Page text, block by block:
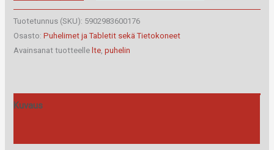
8
Lte
määrä
Tuotetunnus (SKU): 5902983600176
Osasto:Puhelimet ja Tabletit sekä Tietokoneet
Avainsanat tuotteelle lte ,puhelin
Kuvaus